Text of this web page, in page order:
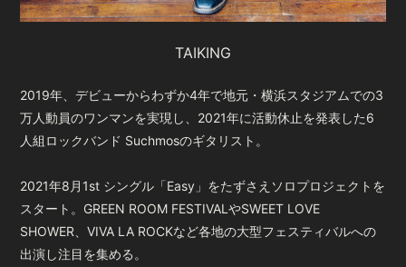
TAIKING
2019年、デビューからわずか4年で地元・横浜スタジアムでの3
万人動員のワンマンを実現し、2021年に活動休止を発表した6
人組ロックバンド Suchmosのギタリスト。
2021年8月1st シングル「Easy」をたずさえソロプロジェクトを
スタート。GREEN ROOM FESTIVALやSWEET LOVE
SHOWER、VIVA LA ROCKなど各地の大型フェスティバルへの
出演し注目を集める。